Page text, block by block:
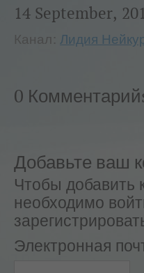
14 September,
Канал: Лидия
0
Добавьте ваш
Чтобы добавить
необходимо
Электронная